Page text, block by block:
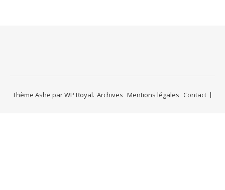
Archives Mentions légales Contact
Thème Ashe parWP Royal.